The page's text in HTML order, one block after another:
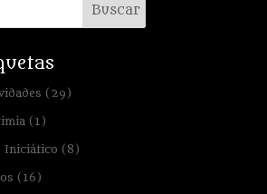
(29)
(1)
Iniciático (8)
(16)